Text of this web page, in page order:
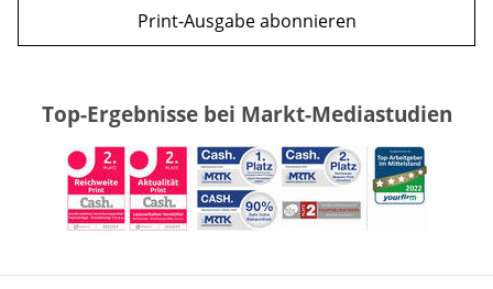
Print-Ausgabe abonnieren
Top-Ergebnisse bei Markt-Mediastudien